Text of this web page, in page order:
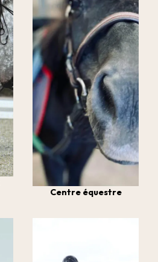
Centre équestre